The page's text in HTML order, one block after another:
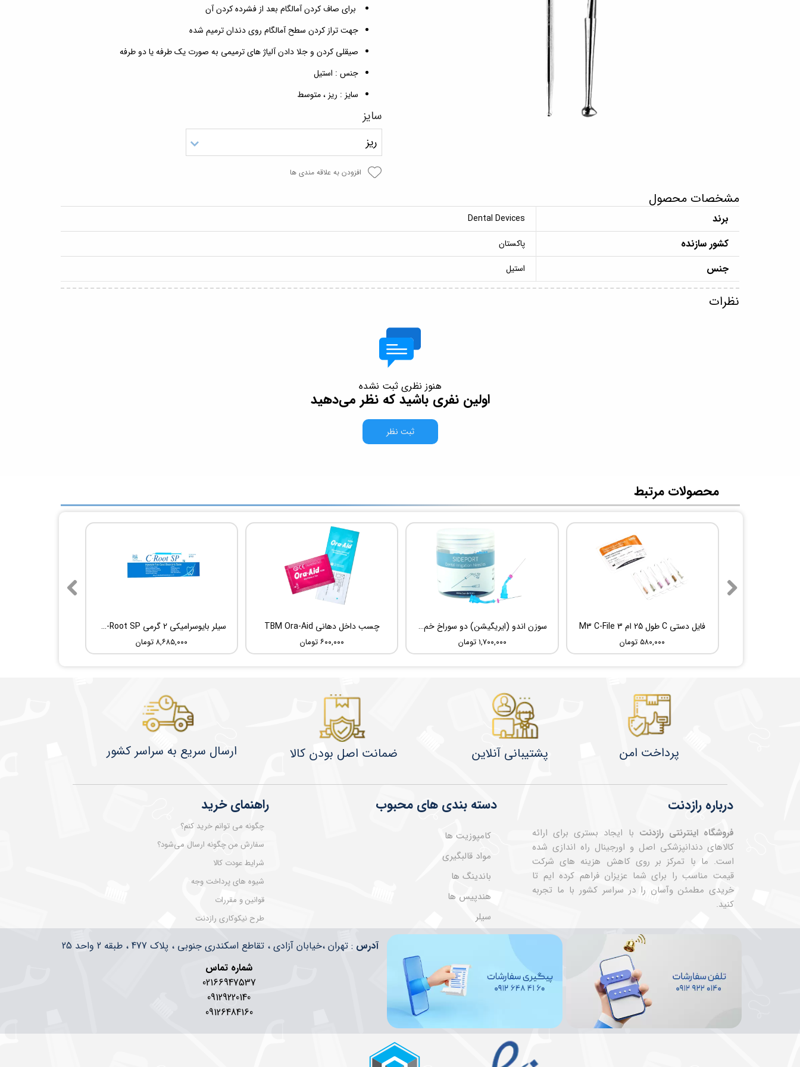
برای صاف کردن آمالگام بعد از فشرده کردن آن
جهت تراز کردن سطح آمالگام روی دندان ترمیم شده
صیقلی کردن و جلا دادن آلیاژ های ترمیمی به صورت یک طرفه یا دو طرفه
جنس : استیل
سایز : ریز ، متوسط
سایز
ریز
افزودن به علاقه مندی ها
مشخصات محصول
برند Dental Devices
کشور سازنده پاکستان
جنس استیل
نظرات
هنوز نظری ثبت نشده
اولین نفری باشید که نظر می‌دهید
ثبت نظر
سیلر بایوسرامیکی 2 گرمی Root Dental Medical C-Root SP
۸,۶۸۵,۰۰۰ تومان
چسب داخل دهانی TBM Ora-Aid
۶۰۰,۰۰۰ تومان
سوزن اندو (ایریگیشن) دو سوراخ خم شونده UDG Sideport
۱,۷۰۰,۰۰۰ تومان
فایل دستی C طول 25 ام 3 M3 C-File
۵۸۰,۰۰۰ تومان
​محصولات مرتبط
درباره رازدنت
فروشگاه اینترنتی رازدنت با ایجاد بستری برای ارائه
کالاهای دندانپزشکی اصل و اورجینال راه اندازی شده
است. ما با تمرکز بر روی کاهش هزینه های شرکت
قیمت مناسب را برای شما عزیزان فراهم کرده ایم تا
خریدی مطمئن وآسان را در سراسر کشور با ما تجربه
کنید.
راهنمای خرید
چگونه می توانم خرید کنم؟
سفارش من چگونه ارسال می‌شود؟
شرایط عودت کالا
شیوه های پرداخت وجه
قوانین و مقررات
طرح نیکوکاری رازدنت
دسته بندی های محبوب
کامپوزیت ها
مواد قالبگیری
باندینگ ها
هندپیس ها
سیلر
​​آدرس : تهران ،خیابان آزادی ، تقاطع اسکندری جنوبی ، پلاک 477 ، طبقه 2 واحد 25
شماره تماس
02166947537
09129220140
09126484160
​​​​ارسال سریع به سراسر کشور ضمانت اصل بودن کالا پشتیبانی آنلاین پرداخت امن